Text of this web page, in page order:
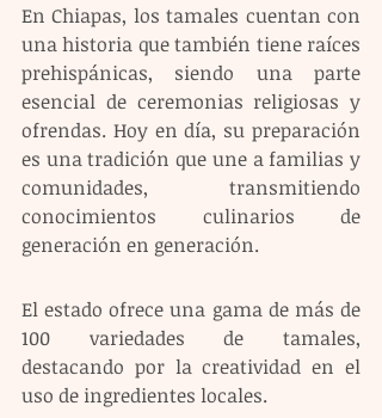
En Chiapas, los tamales cuentan con
una historia que también tiene raíces
prehispánicas, siendo una parte
esencial de ceremonias religiosas y
ofrendas. Hoy en día, su preparación
es una tradición que une a familias y
comunidades, transmitiendo
conocimientos culinarios de
generación en generación.
El estado ofrece una gama de más de
100 variedades de tamales,
destacando por la creatividad en el
uso de ingredientes locales.